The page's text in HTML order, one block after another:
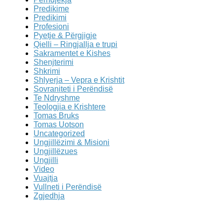
Predikime
Predikimi
Profesioni
Pyetje & Përgjigje
Qielli – Ringjallja e trupi
Sakramentet e Kishes
Shenjterimi
Shkrimi
Shlyerja – Vepra e Krishtit
Sovraniteti i Perëndisë
Te Ndryshme
Teologjia e Krishtere
Tomas Bruks
Tomas Uotson
Uncategorized
Ungjillëzimi & Misioni
Ungjillëzues
Ungjilli
Video
Vuajtja
Vullneti i Perëndisë
Zgjedhja